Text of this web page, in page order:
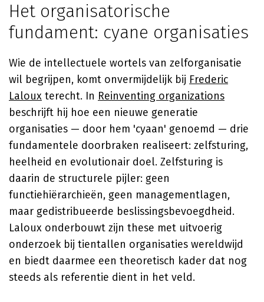
Het organisatorische
fundament: cyane organisaties
Wie de intellectuele wortels van zelforganisatie
wil begrijpen, komt onvermijdelijk bij Frederic
Laloux terecht. In Reinventing organizations
beschrijft hij hoe een nieuwe generatie
organisaties — door hem 'cyaan' genoemd — drie
fundamentele doorbraken realiseert: zelfsturing,
heelheid en evolutionair doel. Zelfsturing is
daarin de structurele pijler: geen
functiehiërarchieën, geen managementlagen,
maar gedistribueerde beslissingsbevoegdheid.
Laloux onderbouwt zijn these met uitvoerig
onderzoek bij tientallen organisaties wereldwijd
en biedt daarmee een theoretisch kader dat nog
steeds als referentie dient in het veld.